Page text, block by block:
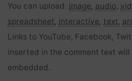
You can upload: image, audio,
spreadsheet, interactive, text,
Links to YouTube, Facebook,
inserted in the comment text
embedded.